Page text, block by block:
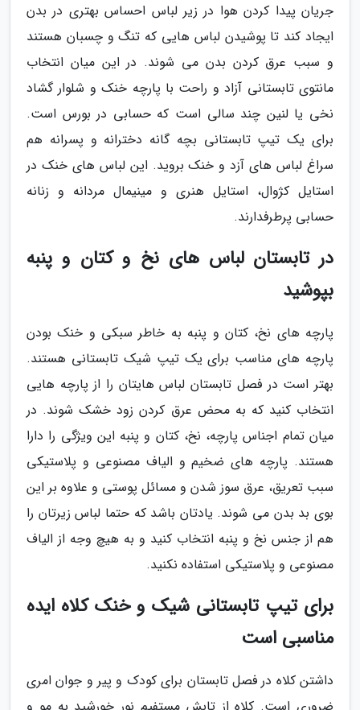
جریان پیدا کردن هوا در زیر لباس احساس بهتری در بدن
ایجاد کند تا پوشیدن لباس هایی که تنگ و چسبان هستند
و سبب عرق کردن بدن می شوند. در این میان انتخاب
مانتوی تابستانی آزاد و راحت با پارچه خنک و شلوار گشاد
نخی یا لنین چند سالی است که حسابی در بورس است.
برای یک تیپ تابستانی بچه گانه دخترانه و پسرانه هم
سراغ لباس های آزد و خنک بروید. این لباس های خنک در
استایل کژوال، استایل هنری و مینیمال مردانه و زنانه
حسابی پرطرفدارند.
در تابستان لباس های نخ و کتان و پنبه
بپوشید
پارچه های نخ، کتان و پنبه به خاطر سبکی و خنک بودن
پارچه های مناسب برای یک تیپ شیک تابستانی هستند.
بهتر است در فصل تابستان لباس هایتان را از پارچه هایی
انتخاب کنید که به محض عرق کردن زود خشک شوند. در
میان تمام اجناس پارچه، نخ، کتان و پنبه این ویژگی را دارا
هستند. پارچه های ضخیم و الیاف مصنوعی و پلاستیکی
سبب تعریق، عرق سوز شدن و مسائل پوستی و علاوه بر این
بوی بد بدن می شوند. یادتان باشد که حتما لباس زیرتان را
هم از جنس نخ و پنبه انتخاب کنید و به هیچ وجه از الیاف
مصنوعی و پلاستیکی استفاده نکنید.
برای تیپ تابستانی شیک و خنک کلاه ایده
مناسبی است
داشتن کلاه در فصل تابستان برای کودک و پیر و جوان امری